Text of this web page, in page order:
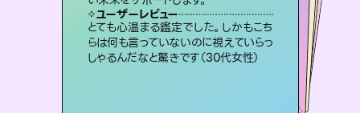
ユーザーレビュー
とても心温まる鑑定でした。しかもこち
らは何も言っていないのに視えていらっ
しゃるんだなと驚きです（30代女性）
ユーザーレビュー
職場の人の性質や人間関係、本心など
本当によく視えていてびっくり。対策が
打てて前向きになれます（40代）
ユーザーレビュー
鑑定していただいてアドバイス通りに行
動すると仲が復活してきました。ありが
とうございました（40代 女性）
複雑な背景もしっかり聞いて鑑定して
いただけました。気持ちが楽になりまし
た（50代 女性）
安心感のあり、言い切ってくれる所や濁
さない鑑定のおかげで、毎回自分の気
持ちを整えられます（30代 男性）
ユーザーレビュー
不安な気持ちが嘘みたいに晴れまし
た…！よく視えていらっしゃるんだなと
感じました（40代 女性）